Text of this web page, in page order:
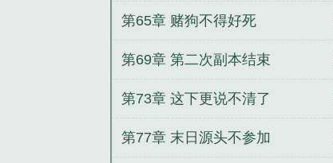
第65章 赌狗不得好死
第69章 第二次副本结束
第73章 这下更说不清了
第77章 末日源头不参加